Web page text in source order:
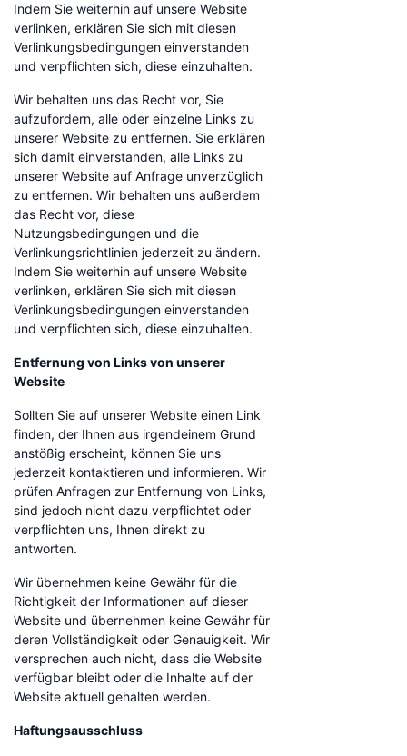
Indem Sie weiterhin auf unsere Website
verlinken, erklären Sie sich mit diesen
Verlinkungsbedingungen einverstanden
und verpflichten sich, diese einzuhalten.
Wir behalten uns das Recht vor, Sie
aufzufordern, alle oder einzelne Links zu
unserer Website zu entfernen. Sie erklären
sich damit einverstanden, alle Links zu
unserer Website auf Anfrage unverzüglich
zu entfernen. Wir behalten uns außerdem
das Recht vor, diese
Nutzungsbedingungen und die
Verlinkungsrichtlinien jederzeit zu ändern.
Indem Sie weiterhin auf unsere Website
verlinken, erklären Sie sich mit diesen
Verlinkungsbedingungen einverstanden
und verpflichten sich, diese einzuhalten.
Entfernung von Links von unserer
Website
Sollten Sie auf unserer Website einen Link
finden, der Ihnen aus irgendeinem Grund
anstößig erscheint, können Sie uns
jederzeit kontaktieren und informieren. Wir
prüfen Anfragen zur Entfernung von Links,
sind jedoch nicht dazu verpflichtet oder
verpflichten uns, Ihnen direkt zu
antworten.
Wir übernehmen keine Gewähr für die
Richtigkeit der Informationen auf dieser
Website und übernehmen keine Gewähr für
deren Vollständigkeit oder Genauigkeit. Wir
versprechen auch nicht, dass die Website
verfügbar bleibt oder die Inhalte auf der
Website aktuell gehalten werden.
Haftungsausschluss